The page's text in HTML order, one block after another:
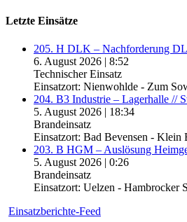
Letzte Einsätze
205. H DLK – Nachforderung
6. August 2026 | 8:52
Technischer Einsatz
Einsatzort: Nienwohlde - Zum
204. B3 Industrie – Lagerhalle //
5. August 2026 | 18:34
Brandeinsatz
Einsatzort: Bad Bevensen - Klein
203. B HGM – Auslösung
5. August 2026 | 0:26
Brandeinsatz
Einsatzort: Uelzen - Hambrocker
Einsatzberichte-Feed